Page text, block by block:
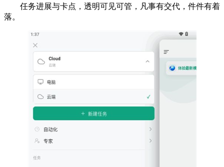
任务进展与卡点，透明可见可管，凡事有交代，件件有着
落。